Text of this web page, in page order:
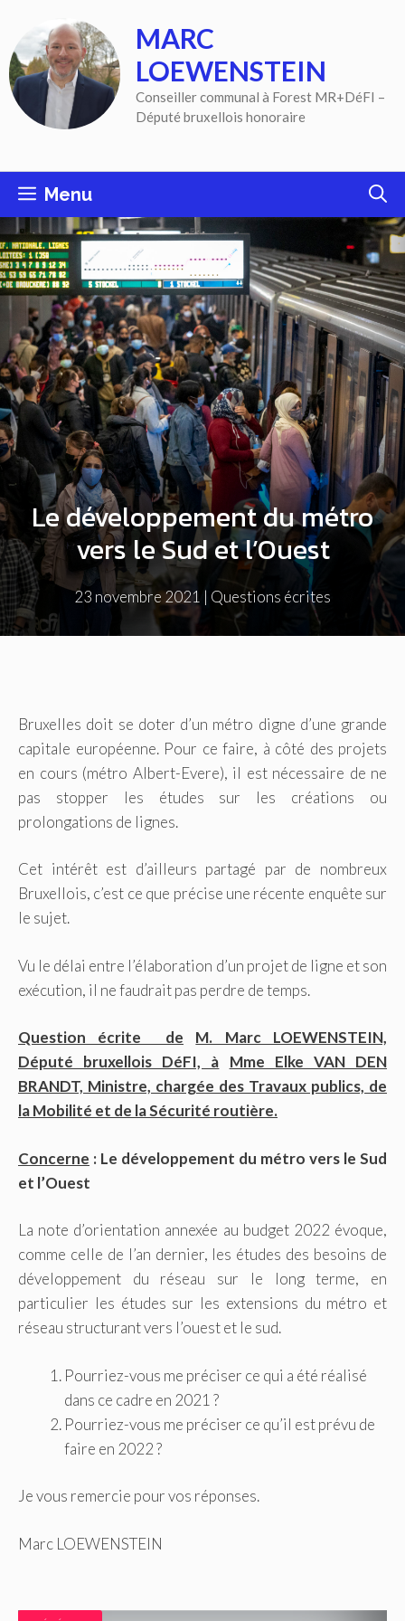
contenu
MARC
LOEWENSTEIN
Conseiller communal à Forest MR+DéFI –
Député bruxellois honoraire
Menu
Le développement du métro
vers le Sud et l’Ouest
23 novembre 2021 | Questions écrites
Bruxelles doit se doter d’un métro digne d’une grande
capitale européenne. Pour ce faire, à côté des projets
en cours (métro Albert-Evere), il est nécessaire de ne
pas stopper les études sur les créations ou
prolongations de lignes.
Cet intérêt est d’ailleurs partagé par de nombreux
Bruxellois, c’est ce que précise une récente enquête sur
le sujet.
Vu le délai entre l’élaboration d’un projet de ligne et son
exécution, il ne faudrait pas perdre de temps.
Question écrite de
M. Marc LOEWENSTEIN,
Député bruxellois DéFI, à
Mme Elke VAN DEN
BRANDT, Ministre, chargée des Travaux publics, de
la Mobilité et de la Sécurité routière.
Concerne : Le développement du métro vers le Sud
et l’Ouest
La note d’orientation annexée au budget 2022 évoque,
comme celle de l’an dernier, les études des besoins de
développement du réseau sur le long terme, en
particulier les études sur les extensions du métro et
réseau structurant vers l’ouest et le sud.
Pourriez-vous me préciser ce qui a été réalisé
dans ce cadre en 2021 ?
Pourriez-vous me préciser ce qu’il est prévu de
faire en 2022 ?
Je vous remercie pour vos réponses.
Marc LOEWENSTEIN